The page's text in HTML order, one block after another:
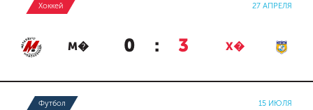
Хоккей 27 АПРЕЛЯ
М� 0 : 3 Х�
Футбол 15 ИЮЛЯ